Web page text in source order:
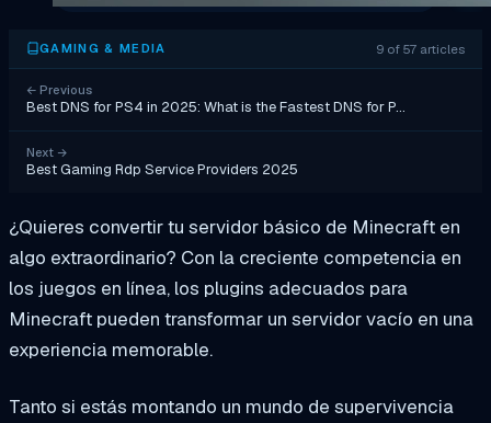
GAMING & MEDIA 9 of 57 articles
← Previous
Best DNS for PS4 in 2025: What is the Fastest DNS for P…
Next →
Best Gaming Rdp Service Providers 2025
¿Quieres convertir tu servidor básico de Minecraft en
algo extraordinario? Con la creciente competencia en
los juegos en línea, los plugins adecuados para
Minecraft pueden transformar un servidor vacío en una
experiencia memorable.
Tanto si estás montando un mundo de supervivencia